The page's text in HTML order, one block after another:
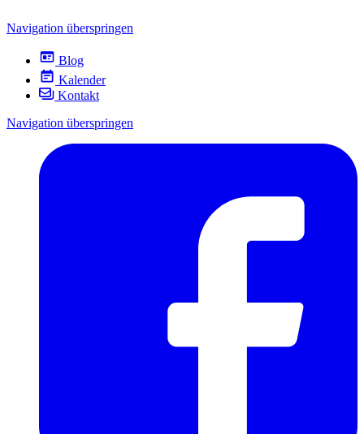
Navigation überspringen
Blog
Kalender
Kontakt
Navigation überspringen